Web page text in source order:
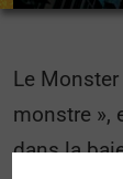
Le
monstre »,
dans la